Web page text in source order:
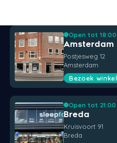
Open tot 18:00
Amsterdam
Postjesweg 12
Amsterdam
Bezoek winkel
Open tot 21:00
Breda
Kruisvoort 91
Breda